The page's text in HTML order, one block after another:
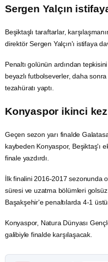
Sergen Yalçın
Beşiktaşlı taraftarlar,
direktör Sergen Yalçın'ı istifaya
Penaltı golünün ardından
beyazlı futbolseverler, daha
tezahüratı yaptı.
​​​​​​​Konyaspor ikinci
Geçen sezon yarı finalde
kaybeden Konyaspor, Beşiktaş'ı
finale yazdırdı.
İlk finalini 2016-2017 sezonunda
süresi ve uzatma bölümleri
Başakşehir'e penaltılarda 4-1
Konyaspor, Natura Dünyası
galibiyle finalde karşılaşacak.